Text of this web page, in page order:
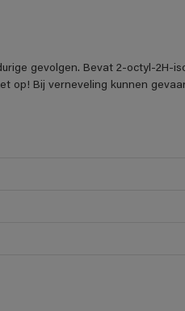
gevolgen. Bevat 2-octyl-2H-
op! Bij verneveling kunnen